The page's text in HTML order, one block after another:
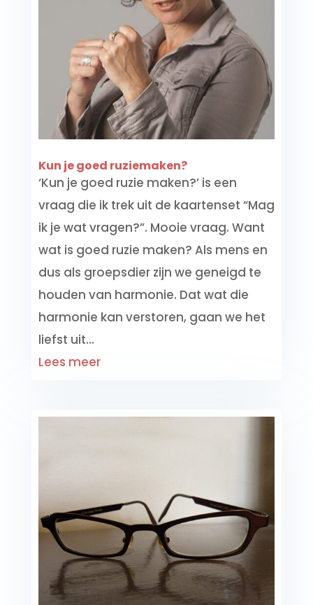
Kun je goed ruziemaken?
‘Kun je goed ruzie maken?’ is een
vraag die ik trek uit de kaartenset “Mag
ik je wat vragen?”. Mooie vraag. Want
wat is goed ruzie maken? Als mens en
dus als groepsdier zijn we geneigd te
houden van harmonie. Dat wat die
harmonie kan verstoren, gaan we het
liefst uit...
Lees meer